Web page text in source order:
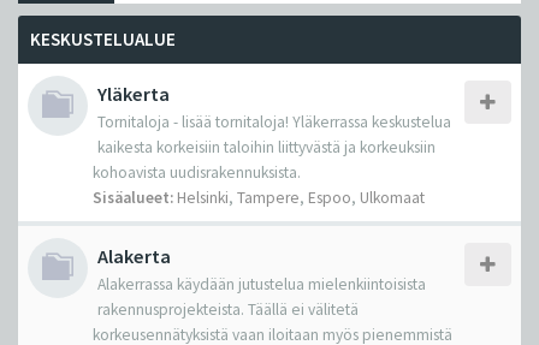
KESKUSTELUALUE
Yläkerta
Tornitaloja - lisää tornitaloja! Yläkerrassa keskustelua
kaikesta korkeisiin taloihin liittyvästä ja korkeuksiin
kohoavista uudisrakennuksista.
Sisäalueet: Helsinki, Tampere, Espoo, Ulkomaat
Alakerta
Alakerrassa käydään jutustelua mielenkiintoisista
rakennusprojekteista. Täällä ei välitetä
korkeusennätyksistä vaan iloitaan myös pienemmistä